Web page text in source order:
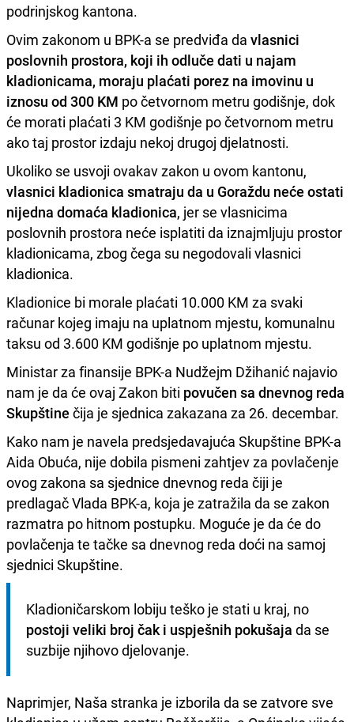
podrinjskog kantona.
Ovim zakonom u BPK-a se predviđa da vlasnici
poslovnih prostora, koji ih odluče dati u najam
kladionicama, moraju plaćati porez na imovinu u
iznosu od 300 KM po četvornom metru godišnje, dok
će morati plaćati 3 KM godišnje po četvornom metru
ako taj prostor izdaju nekoj drugoj djelatnosti.
Ukoliko se usvoji ovakav zakon u ovom kantonu,
vlasnici kladionica smatraju da u Goraždu neće ostati
nijedna domaća kladionica, jer se vlasnicima
poslovnih prostora neće isplatiti da iznajmljuju prostor
kladionicama, zbog čega su negodovali vlasnici
kladionica.
Kladionice bi morale plaćati 10.000 KM za svaki
računar kojeg imaju na uplatnom mjestu, komunalnu
taksu od 3.600 KM godišnje po uplatnom mjestu.
Ministar za finansije BPK-a Nudžejm Džihanić najavio
nam je da će ovaj Zakon biti povučen sa dnevnog reda
Skupštine čija je sjednica zakazana za 26. decembar.
Kako nam je navela predsjedavajuća Skupštine BPK-a
Aida Obuća, nije dobila pismeni zahtjev za povlačenje
ovog zakona sa sjednice dnevnog reda čiji je
predlagač Vlada BPK-a, koja je zatražila da se zakon
razmatra po hitnom postupku. Moguće je da će do
povlačenja te tačke sa dnevnog reda doći na samoj
sjednici Skupštine.
postoji veliki broj čak i uspješnih pokušaja da se
suzbije njihovo djelovanje.
Naprimjer, Naša stranka je izborila da se zatvore sve